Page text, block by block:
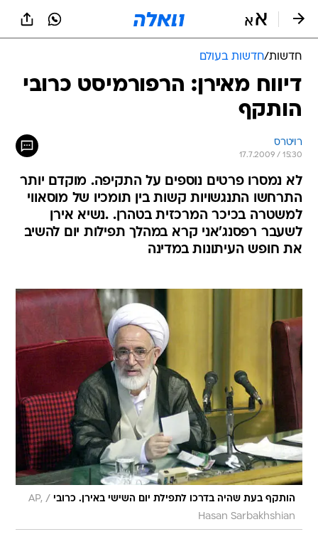
חדשות/חדשות בעולם
דיווח מאירן: הרפורמיסט כרובי
הותקף
רויטרס
17.7.2009 / 15:30
לא נמסרו פרטים נוספים על התקיפה. מוקדם יותר
התרחשו התנגשויות קשות בין תומכיו של מוסאווי
למשטרה בכיכר המרכזית בטהרן. .נשיא אירן
לשעבר רפסנג'אני קרא במהלך תפילות יום להשיב
את חופש העיתונות במדינה
הותקף בעת שהיה בדרכו לתפילת יום השישי באירן. כרובי /
AP,
Hasan Sarbakhshian